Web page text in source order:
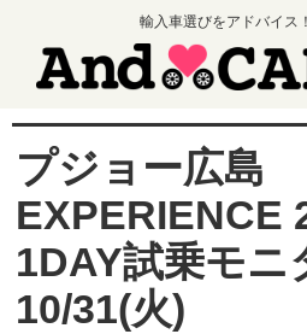
輸入車選びをアドバイス
プジョー広島
EXPERIENCE
1DAY試乗モ
10/31(火)